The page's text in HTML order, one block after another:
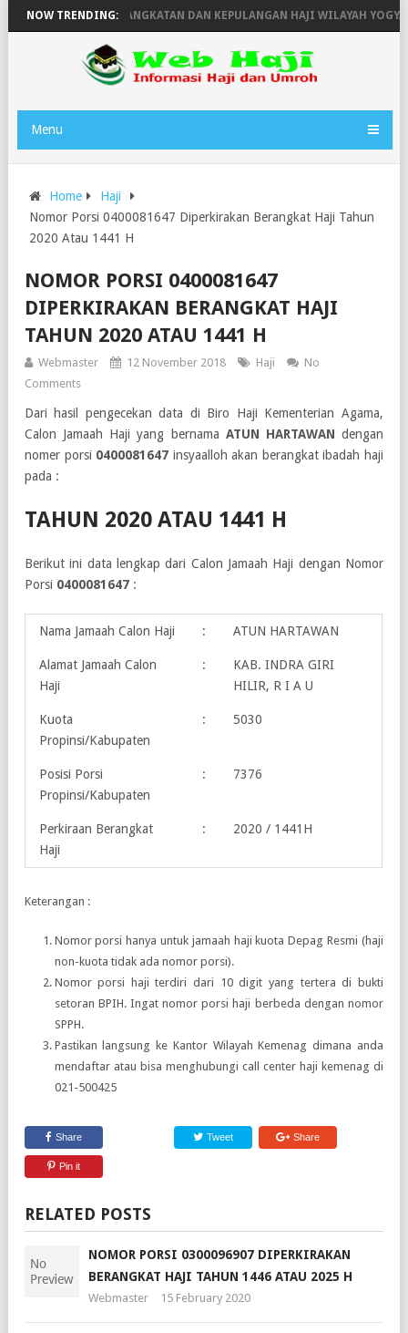
NOW TRENDING:
JADWAL KEBERANGKATAN DAN KEPULANGAN HAJI WILAYAH
Menu
Home
Haji
Nomor Porsi 0400081647 Diperkirakan Berangkat Haji Tahun
2020 Atau 1441 H
NOMOR PORSI 0400081647
DIPERKIRAKAN BERANGKAT HAJI
TAHUN 2020 ATAU 1441 H
Webmaster 12 November 2018 Haji
No
Comments
Dari hasil pengecekan data di Biro Haji Kementerian Agama,
Calon Jamaah Haji yang bernama ATUN HARTAWAN dengan
nomer porsi 0400081647 insyaalloh akan berangkat ibadah haji
pada :
TAHUN 2020 ATAU 1441 H
Berikut ini data lengkap dari Calon Jamaah Haji dengan Nomor
Porsi 0400081647 :
Nama Jamaah Calon Haji : ATUN HARTAWAN
Alamat Jamaah Calon
Haji
:
KAB. INDRA GIRI
HILIR, R I A U
Kuota
Propinsi/Kabupaten
: 5030
Posisi Porsi
Propinsi/Kabupaten
: 7376
Perkiraan Berangkat
Haji
: 2020 / 1441H
Keterangan :
Nomor porsi hanya untuk jamaah haji kuota Depag Resmi (haji
non-kuota tidak ada nomor porsi).
Nomor porsi haji terdiri dari 10 digit yang tertera di bukti
setoran BPIH. Ingat nomor porsi haji berbeda dengan nomor
SPPH.
Pastikan langsung ke Kantor Wilayah Kemenag dimana anda
mendaftar atau bisa menghubungi call center haji kemenag di
021-500425
Share Tweet Share
Pin it
RELATED POSTS
NOMOR PORSI 0300096907 DIPERKIRAKAN
BERANGKAT HAJI TAHUN 1446 ATAU 2025 H
Webmaster 15 February 2020